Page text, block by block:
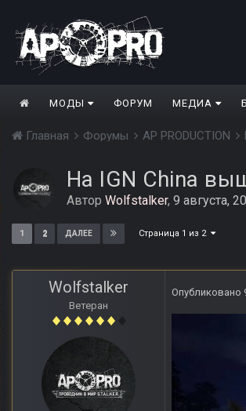
МОДЫ ФОРУМ МЕДИА
Главная Форумы AP PRODUCTION
На IGN China
Автор Wolfstalker, 9 августа,
1 2 ДАЛЕЕ Страница 1 из 2
Wolfstalker
Ветеран
Опубликовано